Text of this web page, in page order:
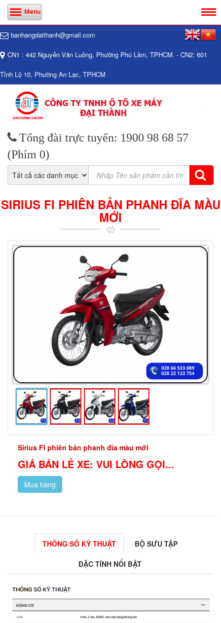
Menu
banhangdaithanh@gmail.com
CN1 : 442 Nguyễn Văn Luông, Phường Phú Lâm, TPHCM. - CN2: 601
Tỉnh Lộ 10, Phường An Lạc, TPHCM
Tổng đài trực tuyến: 1900 98 68 57
(Phím 0)
SIRIUS FI PHIÊN BẢN PHANH ĐĨA MÀU
MỚI
Sirius FI phiên bản phanh đĩa màu mới
GIÁ BÁN LẺ XE: VUI LÒNG GỌI...
Mua hàng
THÔNG SỐ KỸ THUẬT BỘ SƯU TẬP
ĐẶC TÍNH NỔI BẬT